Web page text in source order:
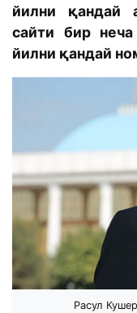
йилни қандай
сайти бир
йилни қандай
Расул